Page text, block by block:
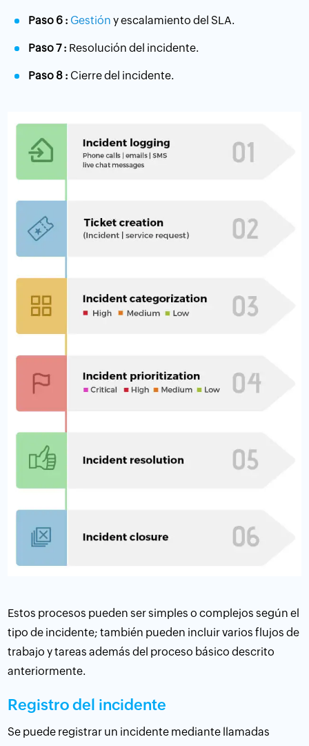
Paso 6 : Gestión y escalamiento del SLA.
Paso 7 : Resolución del incidente.
Paso 8 : Cierre del incidente.
Estos procesos pueden ser simples o complejos según el
tipo de incidente; también pueden incluir varios flujos de
trabajo y tareas además del proceso básico descrito
anteriormente.
Registro del incidente
Se puede registrar un incidente mediante llamadas